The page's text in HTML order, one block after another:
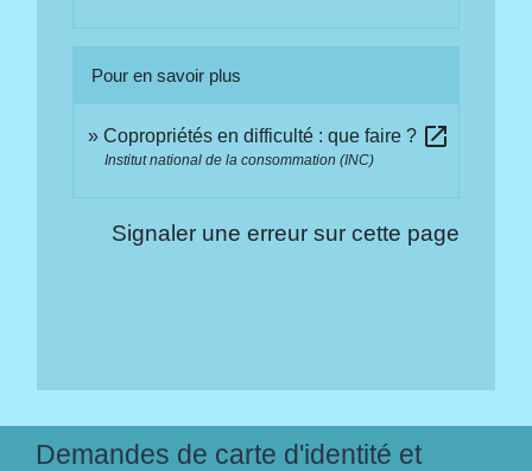
Pour en savoir plus
Copropriétés en difficulté : que faire ? open_in_new
Institut national de la consommation (INC)
Signaler une erreur sur cette page
Demandes de carte d'identité et